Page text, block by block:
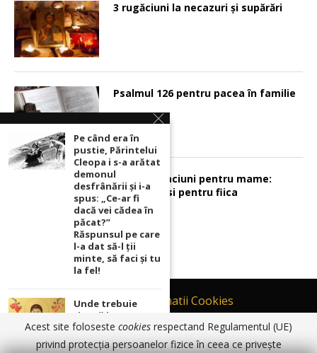
3 rugăciuni la necazuri și supărări
Psalmul 126 pentru pacea în familie
Sunt 2 rugaciuni pentru mame:
pentru fiu si pentru fiica
Contact
Informatii Cookies
Politică de Confidențialitate
TERMENI SI CONDITII DE UTILIZARE
Pe când era în
pustie, Părintelui
Cleopa i s-a arătat
demonul
desfrânării şi i-a
spus: „Ce-ar fi
dacă vei cădea în
păcat?”
Răspunsul pe care
l-a dat să-l ții
minte, să faci și tu
la fel!
Unde trebuie
ținută icoana cu
Maica Domnului
pentru ca
Acest site foloseste cookies respectand Regulamentul (UE)
privind protecția persoanelor fizice în ceea ce privește